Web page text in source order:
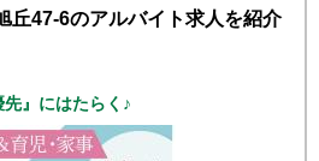
丘47-6のアルバイト求人を紹介
』にはたらく♪